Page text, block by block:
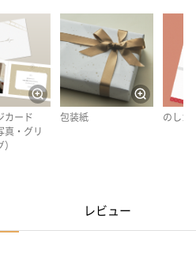
カード
真・グリ
包装紙 のしカ
レビュー